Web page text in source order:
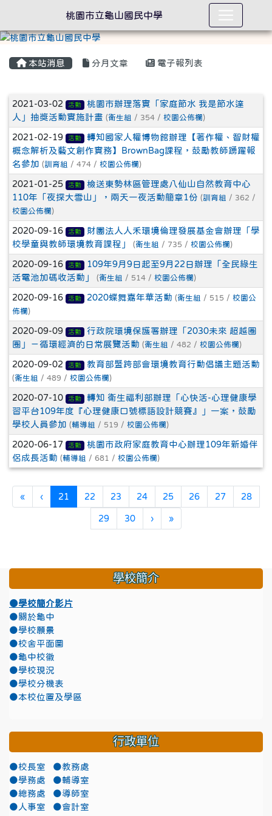
本站消息 分月文章 電子報列表
文章列表
2021-03-02 活動
桃園市辦理落實「家庭節水 我是節水達
人」抽獎活動實施計畫 (衛生組 / 354 / 校園公佈欄 )
2021-02-19 活動
轉知國家人權博物館辦理【著作權、智財權
概念解析及藝文創作實務】BrownBag課程，鼓勵教師踴躍報
名參加 (訓育組 / 474 / 校園公佈欄 )
2021-01-25 活動
檢送東勢林區管理處八仙山自然教育中心
110年「夜探大雪山」，兩天一夜活動簡章1份 (訓育組 / 362 /
校園公佈欄 )
2020-09-16 活動
財團法人人禾環境倫理發展基金會辦理「學
校學童與教師環境教育課程」
(衛生組 / 735 / 校園公佈欄 )
2020-09-16 活動
109年9月9日起至9月22日辦理「全民綠生
活電池加碼收活動」
(衛生組 / 514 / 校園公佈欄 )
2020-09-16 活動 2020蝶舞嘉年華活動 (衛生組 / 515 / 校園公
佈欄 )
2020-09-09 活動
行政院環境保護署辦理「2030未來 超越圈
圈」－循環經濟的日常展覽活動 (衛生組 / 482 / 校園公佈欄 )
2020-09-02 活動 教育部暨跨部會環境教育行動倡議主題活動
(衛生組 / 489 / 校園公佈欄 )
2020-07-10 活動
轉知 衛生福利部辦理「心快活-心理健康學
習平台109年度『心理健康口號標語設計競賽』」一案，鼓勵
學校人員參加 (輔導組 / 519 / 校園公佈欄 )
2020-06-17 活動
桃園市政府家庭教育中心辦理109年新婚伴
侶成長活動 (輔導組 / 681 / 校園公佈欄 )
«第一頁
‹上一頁
21 (目前頁次)
22 23 24 25 26 27 28
29 30 ›下一頁
»最後頁
學校簡介
●學校簡介影片
●關於龜中
●學校願景
●校舍平面圖
●龜中校徽
●學校現況
●學校分機表
●本校位置及學區
行政單位
●校長室
●教務處
●學務處
●輔導室
●總務處
●導師室
●人事室
●會計室
桃園市立龜山國民中學